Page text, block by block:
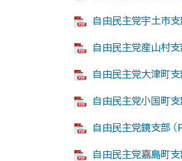
自由民主党宇土市支
自由民主党産山村支
自由民主党大津町支
自由民主党小国町支
自由民主党鏡支部 （
自由民主党嘉島町支